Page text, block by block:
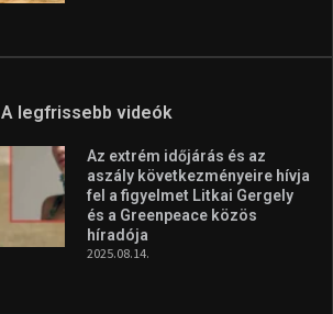
A legfrissebb videók
Az extrém időjárás és az
aszály következményeire hívja
fel a figyelmet Litkai Gergely
és a Greenpeace közös
híradója
2025.08.14.